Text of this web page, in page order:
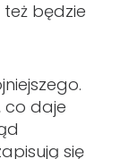
będzie
co daje
się